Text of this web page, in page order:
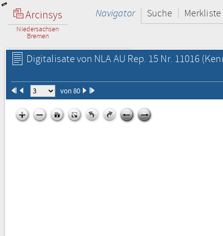
Arcinsys
Niedersachsen
Bremen
Navigator Suche Merkliste
Digitalisate von NLA AU Rep. 15 Nr. 11016
von 80